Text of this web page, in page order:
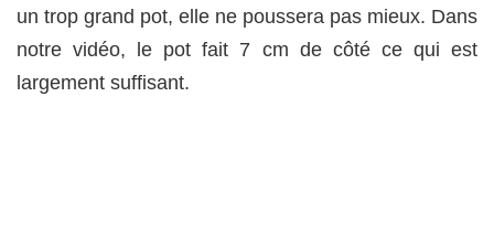
un trop grand pot, elle ne poussera pas mieux. Dans
notre vidéo, le pot fait 7 cm de côté ce qui est
largement suffisant.